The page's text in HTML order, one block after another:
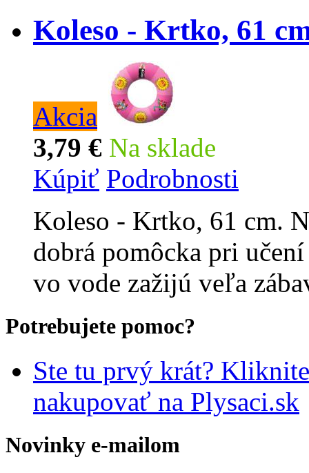
Koleso - Krtko, 61
Akcia
3,79 € Na sklade
Kúpiť Podrobnosti
Koleso - Krtko, 61 cm.
dobrá pomôcka pri
vo vode zažijú veľa
Potrebujete pomoc?
Ste tu prvý krát?
nakupovať na Plysaci.sk
Novinky e-mailom